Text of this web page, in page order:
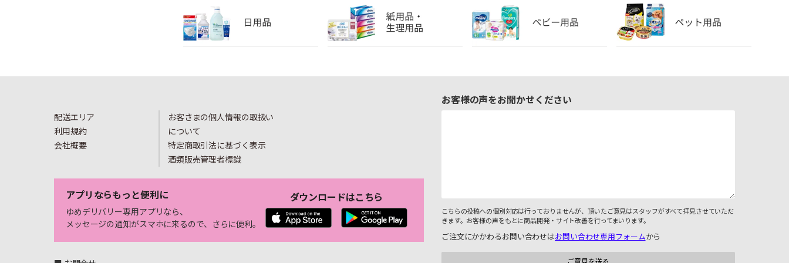
配送エリア
利用規約
会社概要
お客さまの個人情報の取扱い
について
特定商取引法に基づく表示
酒類販売管理者標識
アプリならもっと便利に
ゆめデリバリー専用アプリなら、
メッセージの通知がスマホに来るので、さらに便利。
ダウンロードはこちら
お客様の声をお聞かせください
こちらの投稿への個別対応は行っておりませんが、頂いたご意見はスタッフがすべて拝見させていただ
きます。お客様の声をもとに商品開発・サイト改善を行ってまいります。
ご注文にかかわるお問い合わせはお問い合わせ専用フォームから